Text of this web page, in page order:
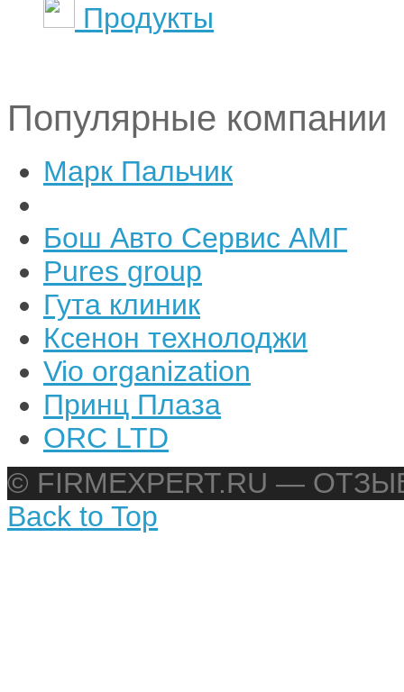
Продукты
Популярные компании
Марк Пальчик
Бош Авто Сервис АМГ
Pures group
Гута клиник
Ксенон технолоджи
Vio organization
Принц Плаза
ORC LTD
© FIRMEXPERT.RU —
Back to Top